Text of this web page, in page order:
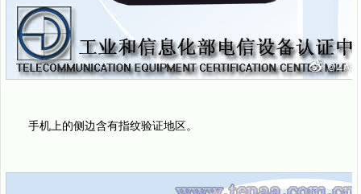
手机上的侧边含有指纹验证地区。